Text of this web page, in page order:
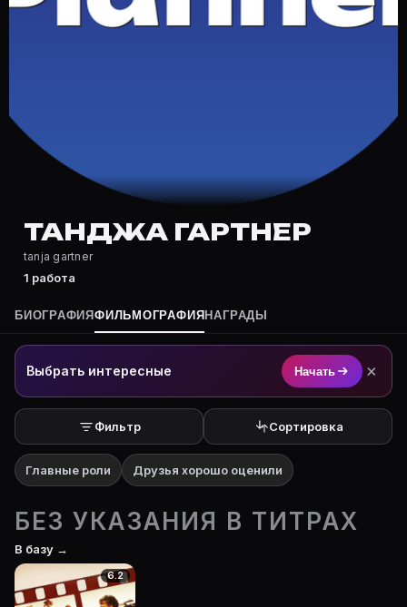
Где снимался Танджа Гартнер?
Танджа Гартнер — актёр. Биография и роли на
Где открыть фильмографию Танджа Гартнер?
На Movie Planner: https://movie-planner.ru/s/
ТАНДЖА ГАРТНЕР
tanja gartner
1 работа
БИОГРАФИЯФИЛЬМОГРАФИЯ НАГРАДЫ
Выбрать интересные Начать ×
Фильтр Сортировка
Главные роли Друзья хорошо оценили
БЕЗ УКАЗАНИЯ В ТИТРАХ
В базу →
6.2